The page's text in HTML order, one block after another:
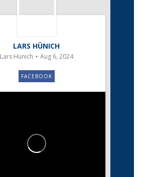
LARS HÜNICH
Lars Hünich Aug 6, 2024
FACEBOOK